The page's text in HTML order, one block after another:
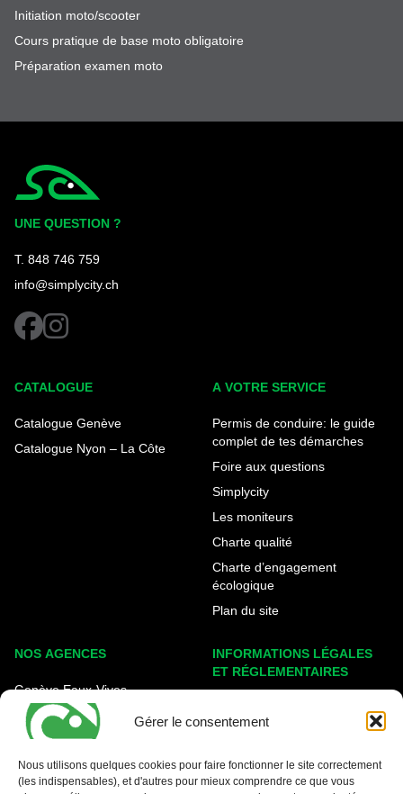
Gérer le consentement
Nous utilisons quelques cookies pour faire fonctionner le site correctement
(les indispensables), et d'autres pour mieux comprendre ce que vous
Initiation moto/scooter
Cours pratique de base moto obligatoire
Préparation examen moto
UNE QUESTION ?
T. 848 746 759
info@simplycity.ch
facebookinstagram
CATALOGUE
Catalogue Genève
Catalogue Nyon – La Côte
A VOTRE SERVICE
Permis de conduire: le guide
complet de tes démarches
Foire aux questions
Simplycity
Les moniteurs
Charte qualité
Charte d’engagement
écologique
Plan du site
NOS AGENCES
Genève Eaux-Vives
Carouge - Rondeau
Nyon - La Côte
INFORMATIONS LÉGALES
ET RÉGLEMENTAIRES
Protection des données
Conditions générales